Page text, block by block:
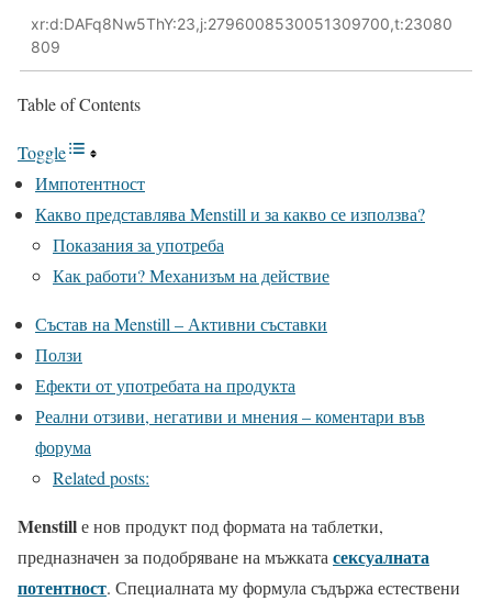
xr:d:DAFq8Nw5ThY:23,j:2796008530051309700,t:23080
809
Table of Contents
Toggle
Импотентност
Какво представлява Menstill и за какво се използва?
Показания за употреба
Как работи? Механизъм на действие
Състав на Menstill – Активни съставки
Ползи
Ефекти от употребата на продукта
Реални отзиви, негативи и мнения – коментари във
форума
Related posts:
Menstillе нов продукт под формата на таблетки,
предназначен за подобряване на мъжката сексуалната
потентност. Специалната му формула съдържа естествени